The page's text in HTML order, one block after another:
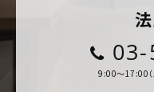
9:00～17:00（